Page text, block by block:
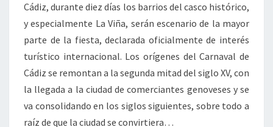
Cádiz, durante diez días los barrios del casco histórico,
y especialmente La Viña, serán escenario de la mayor
parte de la fiesta, declarada oficialmente de interés
turístico internacional. Los orígenes del Carnaval de
Cádiz se remontan a la segunda mitad del siglo XV, con
la llegada a la ciudad de comerciantes genoveses y se
va consolidando en los siglos siguientes, sobre todo a
raíz de que la ciudad se convirtiera…